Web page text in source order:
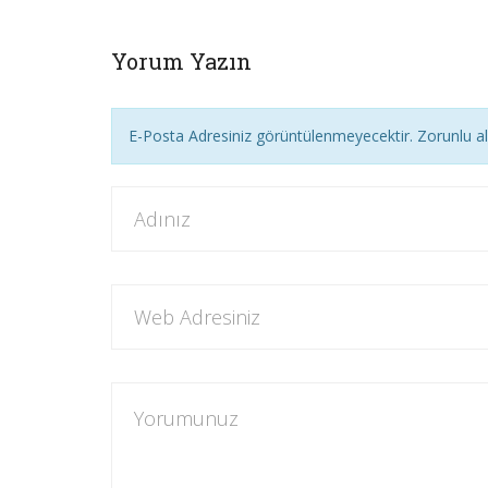
Yorum Yazın
E-Posta Adresiniz görüntülenmeyecektir. Zorunlu